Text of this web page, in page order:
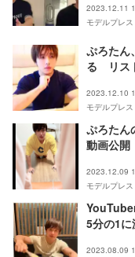
2023.12.11
モデルプレス
ぷろたん
る リス
2023.12.10
モデルプレス
ぷろたん
動画公開
2023.12.09
モデルプレス
5分の1に
2023.08.09